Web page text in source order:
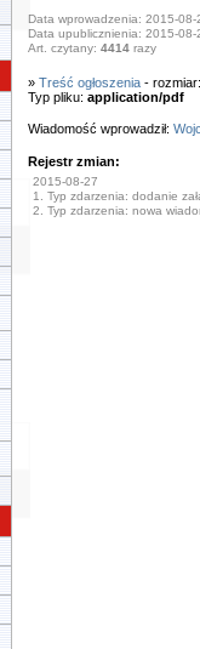
Data wprowadzenia: 2015-08-
Data upublicznienia: 2015-08-
Art. czytany: 4414razy
» Treść ogłoszenia-
Typ pliku: application/pdf
Wiadomość wprowadził:
Rejestr zmian:
2015-08-27
1. Typ zdarzenia: dodanie
2. Typ zdarzenia: nowa